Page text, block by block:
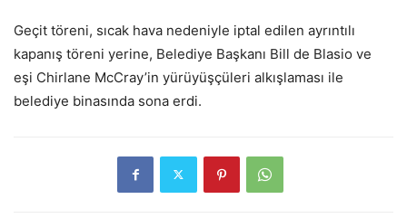
Geçit töreni, sıcak hava nedeniyle iptal edilen ayrıntılı
kapanış töreni yerine, Belediye Başkanı Bill de Blasio ve
eşi Chirlane McCray’in yürüyüşçüleri alkışlaması ile
belediye binasında sona erdi.